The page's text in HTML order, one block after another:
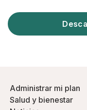
Administrar mi plan
Salud y bienestar